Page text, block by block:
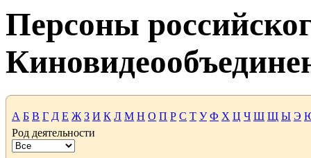
Персоны
А Б В Г Д Е Ж З И К Л М Н О П Р С Т У Ф Х Ц Ч Ш Щ Ы Э
Род деятельности